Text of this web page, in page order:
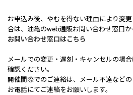
お申込み後、やむを得ない理由により変
合は、油亀のweb通販お問い合わせ窓口か
お問い合わせ窓口はこちら
メールでの変更・遅刻・キャンセルの場
確認ください。
開催間際でのご連絡は、メール不達など
お電話にてご連絡をお願いします。